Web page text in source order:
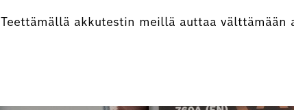
Teettämällä akkutestin meillä auttaa välttämään